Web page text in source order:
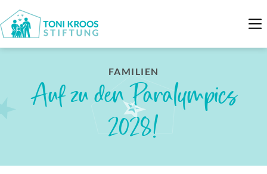
FAMILIEN
Auf zu den Paralympics
2028!